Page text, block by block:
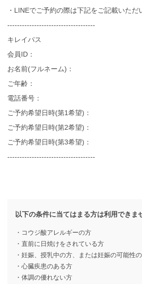
・LINEでご予約の際は下記をご記載いた
------------------------------------
キレイパス
会員ID：
お名前(フルネーム)：
ご年齢：
電話番号：
ご予約希望日時(第1希望)：
ご予約希望日時(第2希望)：
ご予約希望日時(第3希望)：
------------------------------------
以下の条件に当てはまる方は利用できま
・コウジ酸アレルギーの方
・直前に日焼けをされている方
・妊娠、授乳中の方、または妊娠の可能性
・心臓疾患のある方
・体調の優れない方